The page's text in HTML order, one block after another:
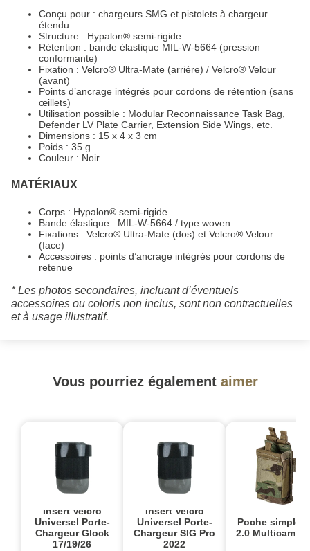
Conçu pour : chargeurs SMG et pistolets à chargeur
étendu
Structure : Hypalon® semi-rigide
Rétention : bande élastique MIL-W-5664 (pression
conformante)
Fixation : Velcro® Ultra-Mate (arrière) / Velcro® Velour
(avant)
Points d’ancrage intégrés pour cordons de rétention (sans
œillets)
Utilisation possible : Modular Reconnaissance Task Bag,
Defender LV Plate Carrier, Extension Side Wings, etc.
Dimensions : 15 x 4 x 3 cm
Poids : 35 g
Couleur : Noir
MATÉRIAUX
Corps : Hypalon® semi-rigide
Bande élastique : MIL-W-5664 / type woven
Fixations : Velcro® Ultra-Mate (dos) et Velcro® Velour
(face)
Accessoires : points d’ancrage intégrés pour cordons de
retenue
* Les photos secondaires, incluant d’éventuels
accessoires ou coloris non inclus, sont non contractuelles
et à usage illustratif.
Vous pourriez également aimer
Insert Velcro
Universel Porte-
Chargeur Glock
17/19/26
Insert Velcro
Universel Porte-
Chargeur SIG Pro
2022
Poche simple
2.0 Multicam